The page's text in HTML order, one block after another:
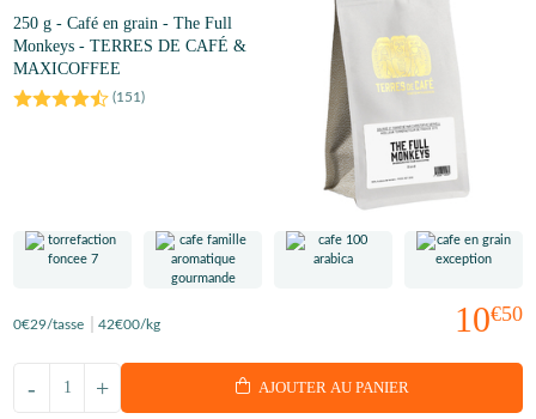
250 g - Café en grain - The Full
Monkeys - TERRES DE CAFÉ &
MAXICOFFEE
(151)
10€50
0€29/tasse 42€00/kg
+
- AJOUTER AU PANIER